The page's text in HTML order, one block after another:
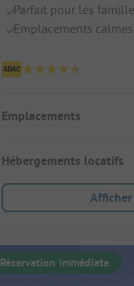
Parfait pour les
Emplacements
Emplacements
Hébergements locatifs
Réservation immédiate